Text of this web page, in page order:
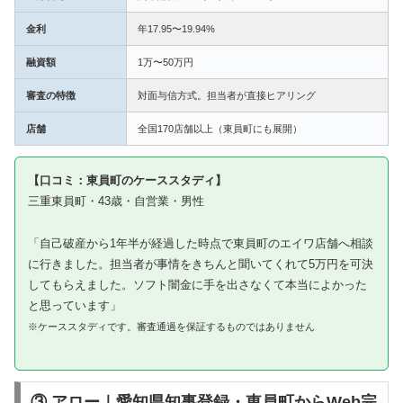
金利 年17.95〜19.94%
融資額 1万〜50万円
審査の特徴 対面与信方式。担当者が直接ヒアリング
店舗 全国170店舗以上（東員町にも展開）
【口コミ：東員町のケーススタディ】
三重東員町・43歳・自営業・男性
「自己破産から1年半が経過した時点で東員町のエイワ店舗へ相談
に行きました。担当者が事情をきちんと聞いてくれて5万円を可決
してもらえました。ソフト闇金に手を出さなくて本当によかった
と思っています」
※ケーススタディです。審査通過を保証するものではありません